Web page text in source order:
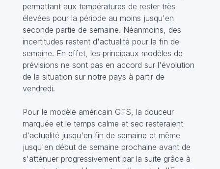
permettant aux températures de rester très
élevées pour la période au moins jusqu'en
seconde partie de semaine. Néanmoins, des
incertitudes restent d'actualité pour la fin de
semaine. En effet, les principaux modèles de
prévisions ne sont pas en accord sur l'évolution
de la situation sur notre pays à partir de
vendredi.
Pour le modèle américain GFS, la douceur
marquée et le temps calme et sec resteraient
d'actualité jusqu'en fin de semaine et même
jusqu'en début de semaine prochaine avant de
s'atténuer progressivement par la suite grâce à